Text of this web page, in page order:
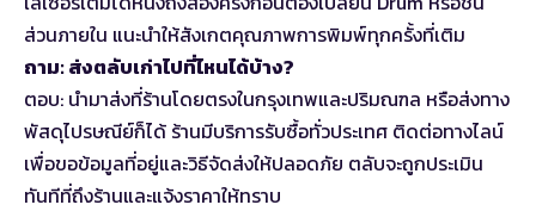
ส่วนภายใน แนะนำให้สังเกตคุณภาพการพิมพ์ทุกครั้งที่เติม
ถาม: ส่งตลับเก่าไปที่ไหนได้บ้าง?
ตอบ: นำมาส่งที่ร้านโดยตรงในกรุงเทพและปริมณฑล หรือส่งทาง
พัสดุไปรษณีย์ก็ได้ ร้านมีบริการรับซื้อทั่วประเทศ ติดต่อทางไลน์
เพื่อขอข้อมูลที่อยู่และวิธีจัดส่งให้ปลอดภัย ตลับจะถูกประเมิน
ทันทีที่ถึงร้านและแจ้งราคาให้ทราบ